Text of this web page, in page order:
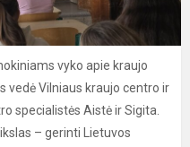
vyko apie kraujo
vedė Vilniaus kraujo centro ir
specialistės Aistė ir Sigita.
– gerinti Lietuvos